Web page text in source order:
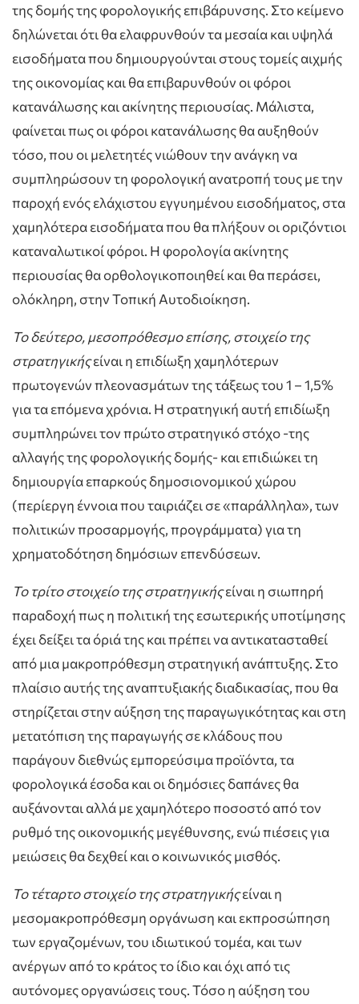
της δομής της φορολογικής επιβάρυνσης. Στο κείμενο
δηλώνεται ότι θα ελαφρυνθούν τα μεσαία και υψηλά
εισοδήματα που δημιουργούνται στους τομείς αιχμής
της οικονομίας και θα επιβαρυνθούν οι φόροι
κατανάλωσης και ακίνητης περιουσίας. Μάλιστα,
φαίνεται πως οι φόροι κατανάλωσης θα αυξηθούν
τόσο, που οι μελετητές νιώθουν την ανάγκη να
συμπληρώσουν τη φορολογική ανατροπή τους με την
παροχή ενός ελάχιστου εγγυημένου εισοδήματος, στα
χαμηλότερα εισοδήματα που θα πλήξουν οι οριζόντιοι
καταναλωτικοί φόροι. Η φορολογία ακίνητης
περιουσίας θα ορθολογικοποιηθεί και θα περάσει,
ολόκληρη, στην Τοπική Αυτοδιοίκηση.
Το δεύτερο, μεσοπρόθεσμο επίσης, στοιχείο της
στρατηγικήςείναι η επιδίωξη χαμηλότερων
πρωτογενών πλεονασμάτων της τάξεως του 1 – 1,5%
για τα επόμενα χρόνια. Η στρατηγική αυτή επιδίωξη
συμπληρώνει τον πρώτο στρατηγικό στόχο -της
αλλαγής της φορολογικής δομής- και επιδιώκει τη
δημιουργία επαρκούς δημοσιονομικού χώρου
(περίεργη έννοια που ταιριάζει σε «παράλληλα», των
πολιτικών προσαρμογής, προγράμματα) για τη
χρηματοδότηση δημόσιων επενδύσεων.
Το τρίτο στοιχείο της στρατηγικήςείναι η σιωπηρή
παραδοχή πως η πολιτική της εσωτερικής υποτίμησης
έχει δείξει τα όριά της και πρέπει να αντικατασταθεί
από μια μακροπρόθεσμη στρατηγική ανάπτυξης. Στο
πλαίσιο αυτής της αναπτυξιακής διαδικασίας, που θα
στηρίζεται στην αύξηση της παραγωγικότητας και στη
μετατόπιση της παραγωγής σε κλάδους που
παράγουν διεθνώς εμπορεύσιμα προϊόντα, τα
φορολογικά έσοδα και οι δημόσιες δαπάνες θα
αυξάνονται αλλά με χαμηλότερο ποσοστό από τον
ρυθμό της οικονομικής μεγέθυνσης, ενώ πιέσεις για
μειώσεις θα δεχθεί και ο κοινωνικός μισθός.
Το τέταρτο στοιχείο της στρατηγικήςείναι η
μεσομακροπρόθεσμη οργάνωση και εκπροσώπηση
των εργαζομένων, του ιδιωτικού τομέα, και των
ανέργων από το κράτος το ίδιο και όχι από τις
αυτόνομες οργανώσεις τους. Τόσο η αύξηση του